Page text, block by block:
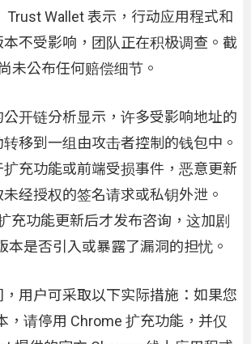
Trust Wallet 表示，行动应用程式和
不受影响，团队正在积极调查。截
未公布任何赔偿细节。
开链分析显示，许多受影响地址的
移到一组由攻击者控制的钱包中。
充功能或前端受损事件，恶意更新
经授权的签名请求或私钥外泄。
充功能更新后才发布咨询，这加剧
本是否引入或暴露了漏洞的担忧。
用户可采取以下实际措施：如果您
，请停用 Chrome 扩充功能，并仅